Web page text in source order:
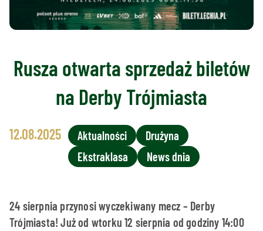
Rusza otwarta sprzedaż biletów
na Derby Trójmiasta
12.08.2025 Aktualności
Drużyna
Ekstraklasa
News dnia
24 sierpnia przynosi wyczekiwany mecz – Derby
Trójmiasta! Już od wtorku 12 sierpnia od godziny 14:00